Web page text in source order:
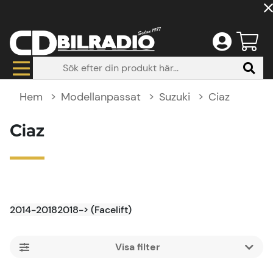
Hem Modellanpassat Suzuki Ciaz
Ciaz
2014-20182018-> (Facelift)
Filtrera